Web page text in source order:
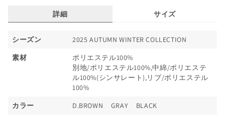
￥7,000～￥9,000
￥9,000～
カラーからさがす
詳細 サイズ
シーズン
2025 AUTUMN WINTER COLLECTION
素材
ポリエステル100%
別地/ポリエステル100%,中綿/ポリエステ
ル100%(シンサレート),リブ/ポリエステル
100%
カラー
D.BROWN GRAY
BLACK